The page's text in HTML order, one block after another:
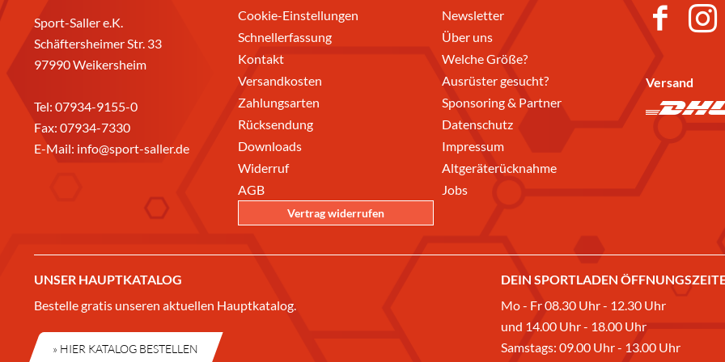
Sport-Saller e.K.
Schäftersheimer Str. 33
97990 Weikersheim
Tel: 07934-9155-0
Fax: 07934-7330
E-Mail: info@sport-saller.de
Cookie-Einstellungen
Schnellerfassung
Kontakt
Versandkosten
Zahlungsarten
Rücksendung
Downloads
Widerruf
AGB
Vertrag widerrufen
Newsletter
Über uns
Welche Größe?
Ausrüster gesucht?
Sponsoring & Partner
Datenschutz
Impressum
Altgeräterücknahme
Jobs
Versand
UNSER HAUPTKATALOG
Bestelle gratis unseren aktuellen Hauptkatalog.
» HIER KATALOG BESTELLEN
DEIN SPORTLADEN
Mo - Fr 08.30 Uhr - 12.30 Uhr
und 14.00 Uhr - 18.00 Uhr
Samstags: 09.00 Uhr - 13.00 Uhr